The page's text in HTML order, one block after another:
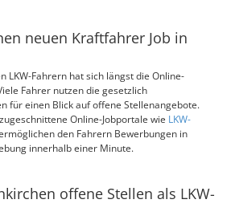
neuen Kraftfahrer Job in
LKW-Fahrern hat sich längst die Online-
Fahrer nutzen die gesetzlich
für einen Blick auf offene Stellenangebote.
Online-Jobportale wie LKW-
den Fahrern Bewerbungen in
innerhalb einer Minute.
offene Stellen als LKW-